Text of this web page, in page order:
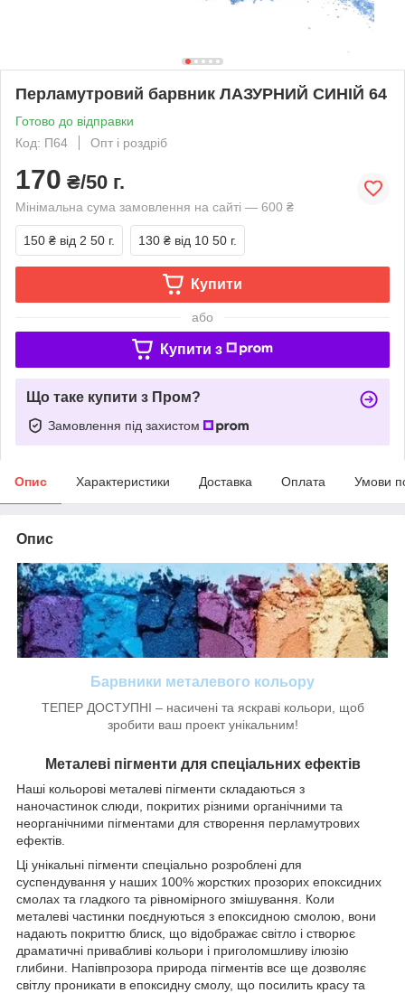
Перламутровий барвник ЛАЗУРНИЙ СИНІЙ 64
Готово до відправки
Код: П64
Опт і роздріб
170 ₴/50 г.
Мінімальна сума замовлення на сайті — 600 ₴
150 ₴ від 2 50 г. 130 ₴ від 10 50 г.
Купити
або
Купити з
Що таке купити з Пром?
Замовлення під захистом
Опис Характеристики Доставка Оплата Умови
Опис
Барвники металевого кольору
ТЕПЕР ДОСТУПНІ – насичені та яскраві кольори, щоб
зробити ваш проект унікальним!
Металеві пігменти для спеціальних ефектів
Наші кольорові металеві пігменти складаються з
наночастинок слюди, покритих різними органічними та
неорганічними пігментами для створення перламутрових
ефектів.
Ці унікальні пігменти спеціально розроблені для
суспендування у наших 100% жорстких прозорих епоксидних
смолах та гладкого та рівномірного змішування. Коли
металеві частинки поєднуються з епоксидною смолою, вони
надають покриттю блиск, що відображає світло і створює
драматичні привабливі кольори і приголомшливу ілюзію
глибини. Напівпрозора природа пігментів все ще дозволяє
світлу проникати в епоксидну смолу, що посилить красу та